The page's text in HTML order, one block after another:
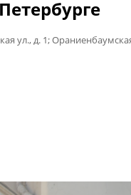
ул., д. 1;